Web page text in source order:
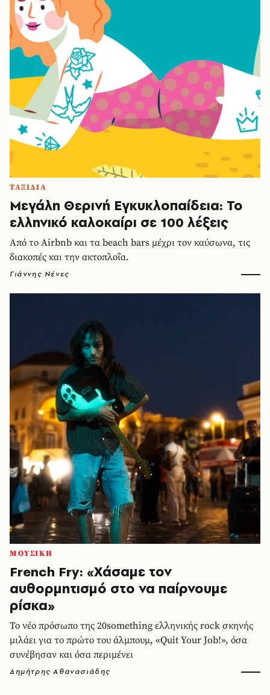
ΤΑΞΙΔΙΑ
Μεγάλη Θερινή Εγκυκλοπαίδεια: Το
ελληνικό καλοκαίρι σε 100 λέξεις
Από το Airbnb και τα beach bars μέχρι τον καύσωνα, τις
διακοπές και την ακτοπλοΐα.
Γιάννης Νένες
ΜΟΥΣΙΚΗ
French Fry: «Χάσαμε τον
αυθορμητισμό στο να παίρνουμε
ρίσκα»
Το νέο πρόσωπο της 20something ελληνικής rock σκηνής
μιλάει για το πρώτο του άλμπουμ, «Quit Your Job!», όσα
συνέβησαν και όσα περιμένει
Δημήτρης Αθανασιάδης